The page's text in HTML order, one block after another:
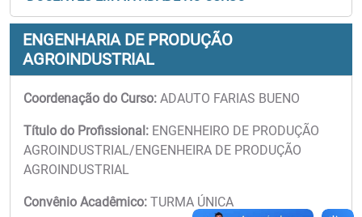
ENGENHARIA DE PRODUÇÃO
AGROINDUSTRIAL
Coordenação do Curso: ADAUTO FARIAS BUENO
Título do Profissional: ENGENHEIRO DE PRODUÇÃO
AGROINDUSTRIAL/ENGENHEIRA DE PRODUÇÃO
AGROINDUSTRIAL
Convênio Acadêmico: TURMA ÚNICA